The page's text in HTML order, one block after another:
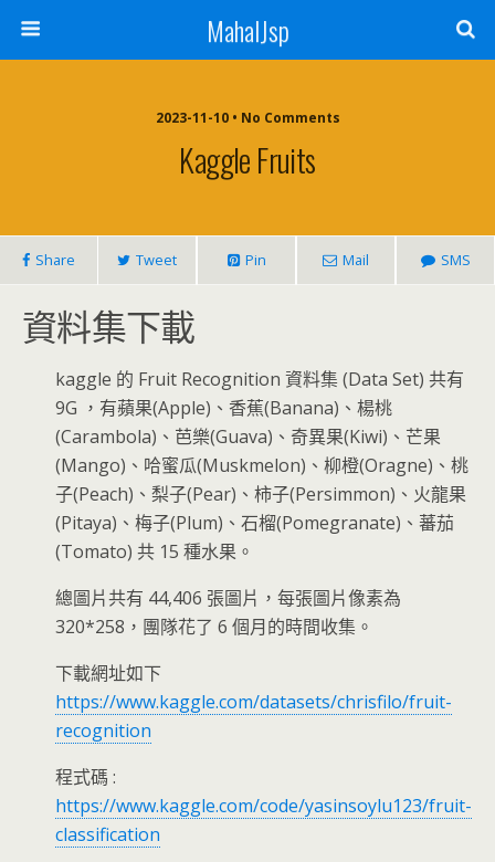
MahalJsp
2023-11-10 • No Comments
Kaggle Fruits
Share Tweet Pin Mail SMS
資料集下載
kaggle 的 Fruit Recognition 資料集 (Data Set) 共有
9G ，有蘋果(Apple)、香蕉(Banana)、楊桃
(Carambola)、芭樂(Guava)、奇異果(Kiwi)、芒果
(Mango)、哈蜜瓜(Muskmelon)、柳橙(Oragne)、桃
子(Peach)、梨子(Pear)、柿子(Persimmon)、火龍果
(Pitaya)、梅子(Plum)、石榴(Pomegranate)、蕃茄
(Tomato) 共 15 種水果。
總圖片共有 44,406 張圖片，每張圖片像素為
320*258，團隊花了 6 個月的時間收集。
下載網址如下
https://www.kaggle.com/datasets/chrisfilo/fruit-
recognition
程式碼 :
https://www.kaggle.com/code/yasinsoylu123/fruit-
classification